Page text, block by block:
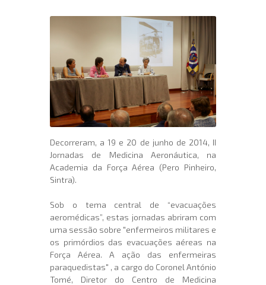
Decorreram, a 19 e 20 de junho de 2014, II
Jornadas de Medicina Aeronáutica, na
Academia da Força Aérea (Pero Pinheiro,
Sintra).
Sob o tema central de “evacuações
aeromédicas”, estas jornadas abriram com
uma sessão sobre "enfermeiros militares e
os primórdios das evacuações aéreas na
Força Aérea. A ação das enfermeiras
paraquedistas" , a cargo do Coronel António
Tomé, Diretor do Centro de Medicina